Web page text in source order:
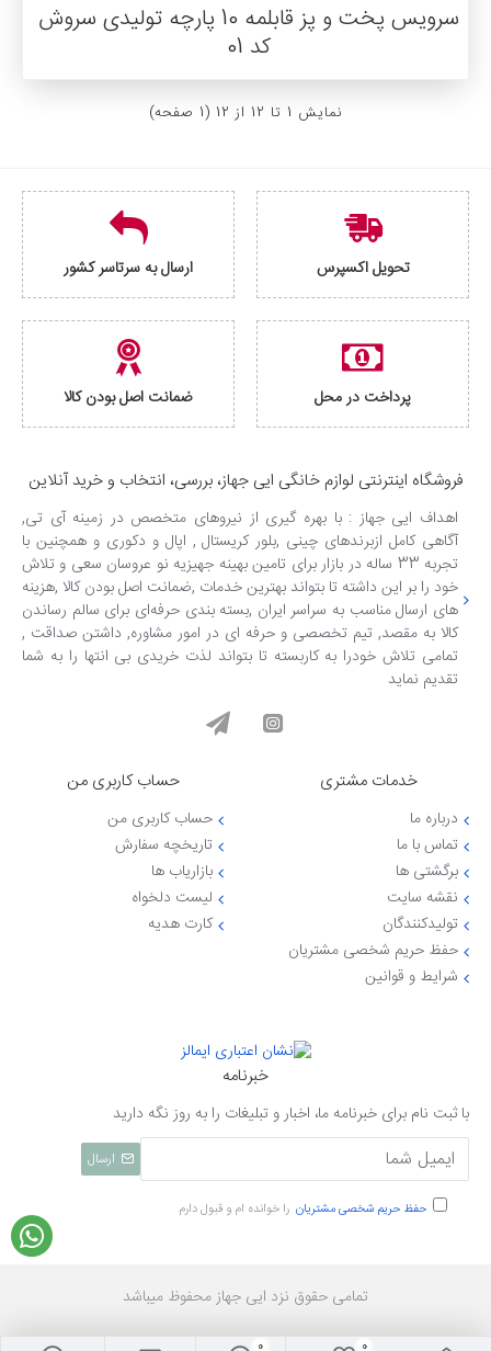
سرویس پخت و پز قابلمه 10 پارچه تولیدی سروش
کد 01
نمايش 1 تا 12 از 12 (1 صفحه)
تحویل اکسپرس ارسال به سرتاسر کشور
پرداخت در محل ضمانت اصل بودن کالا
فروشگاه اینترنتی لوازم خانگی ایی جهاز، بررسی، انتخاب و خرید آنلاین
اهداف ایی جهاز : با بهره گیری از نیروهای متخصص در زمینه آی تی,
آگاهی کامل ازبرندهای چینی ,بلور کریستال , اپال و دکوری و همچنین با
تجربه 33 ساله در بازار برای تامین بهینه جهیزیه نو عروسان سعی و تلاش
خود را بر این داشته تا بتواند بهترین خدمات ,ضمانت اصل بودن کالا ,هزینه
های ارسال مناسب به سراسر ایران ,بسته بندی حرفه‌ای برای سالم رساندن
کالا به مقصد, تیم تخصصی و حرفه ای در امور مشاوره, داشتن صداقت ,
تمامی تلاش خودرا به کاربسته تا بتواند لذت خریدی بی انتها را به شما
تقدیم نماید
خدمات مشتری
درباره ما
تماس با ما
برگشتی ها
نقشه سایت
تولیدکنندگان
حفظ حریم شخصی مشتریان
شرایط و قوانین
حساب کاربری من
حساب کاربری من
تاریخچه سفارش
بازاریاب ها
لیست دلخواه
کارت هدیه
خبرنامه
با ثبت نام برای خبرنامه ما، اخبار و تبلیغات را به روز نگه دارید
ارسال
حفظ حریم شخصی مشتریان را خوانده ام و قبول دارم
تمامی حقوق نزد ایی جهاز محفوظ میباشد
0
0